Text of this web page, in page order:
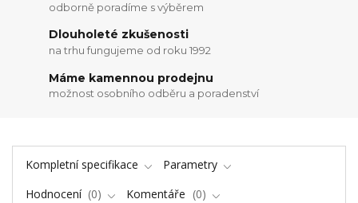
odborně poradíme s výběrem
Dlouholeté zkušenosti
na trhu fungujeme od roku 1992
Máme kamennou prodejnu
možnost osobního odběru a poradenství
Kompletní specifikace
Parametry
Hodnocení
0 Komentáře
0